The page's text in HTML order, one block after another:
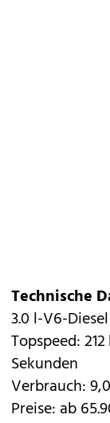
Technische
3.0 l-V6-
Topspeed:
Sekunden
Verbrauch:
Preise: ab